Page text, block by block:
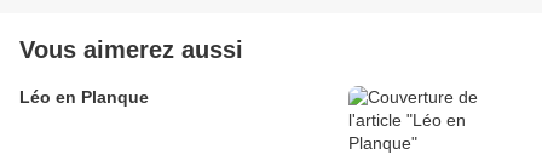
Vous aimerez aussi
Léo en Planque